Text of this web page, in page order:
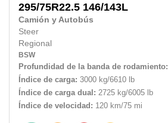
295/75R22.5 146/143L
Camión y Autobús
Steer
Regional
BSW
Profundidad de la banda de rodamiento:
Índice de carga: 3000 kg/6610 lb
Índice de carga dual: 2725 kg/6005 lb
Índice de velocidad: 120 km/75 mi